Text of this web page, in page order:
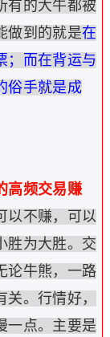
有的大牛都被
做到的就是在
；而在背运与
俗手就是成
高频交易赚
以不赚，可以
胜为大胜。交
论牛熊，一路
。行情好，
一点。主要是